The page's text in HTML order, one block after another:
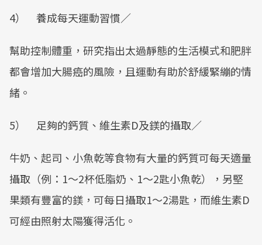
4） 養成每天運動習慣／
幫助控制體重，研究指出太過靜態的生活模式和肥胖
都會增加大腸癌的風險，且運動有助於舒緩緊繃的情
緒。
5） 足夠的鈣質、維生素D及鎂的攝取／
牛奶、起司、小魚乾等食物有大量的鈣質可每天適量
攝取（例：1～2杯低脂奶、1～2匙小魚乾），另堅
果類有豐富的鎂，可每日攝取1～2湯匙，而維生素D
可經由照射太陽獲得活化。